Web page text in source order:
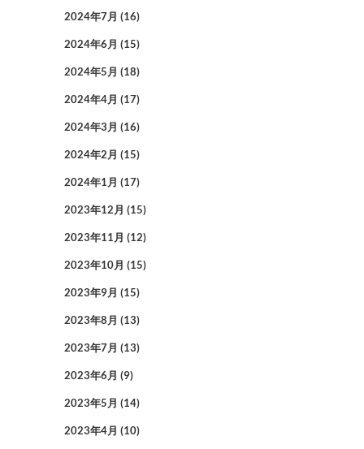
2024年7月 (16)
2024年6月 (15)
2024年5月 (18)
2024年4月 (17)
2024年3月 (16)
2024年2月 (15)
2024年1月 (17)
2023年12月 (15)
2023年11月 (12)
2023年10月 (15)
2023年9月 (15)
2023年8月 (13)
2023年7月 (13)
2023年6月 (9)
2023年5月 (14)
2023年4月 (10)